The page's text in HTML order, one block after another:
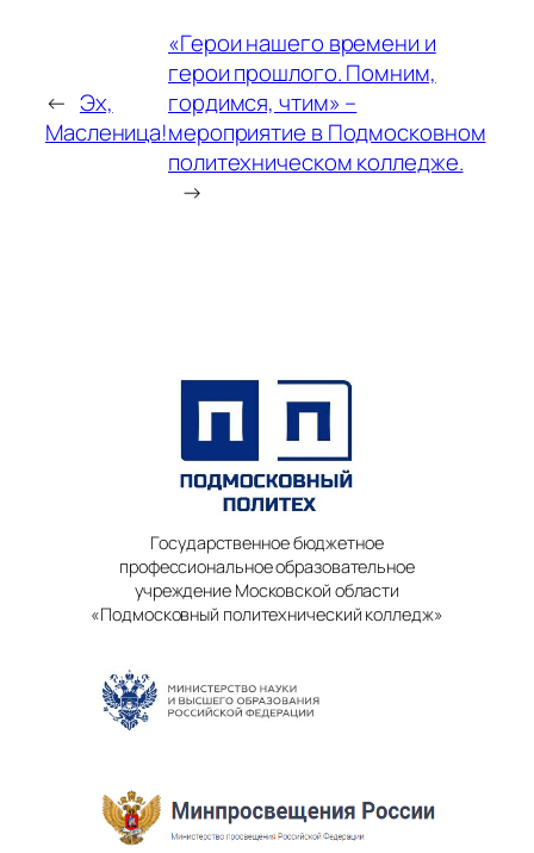
← Эх,
Масленица!
«Герои нашего времени и
герои прошлого. Помним,
гордимся, чтим» –
мероприятие в Подмосковном
политехническом колледже.
→
Государственное бюджетное
профессиональное образовательное
учреждение Московской области
«Подмосковный политехнический колледж»